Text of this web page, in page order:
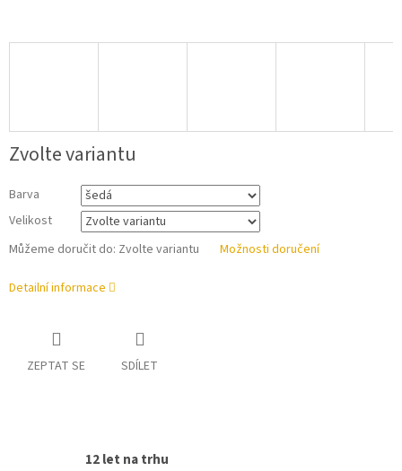
Zvolte variantu
Barva
Velikost
Můžeme doručit do: Zvolte variantu Možnosti doručení
Detailní informace
ZEPTAT SE SDÍLET
12 let na trhu